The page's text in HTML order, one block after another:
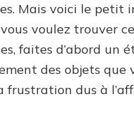
Mais voici le petit
voulez trouver
faites d’abord un
des objets que
dus à